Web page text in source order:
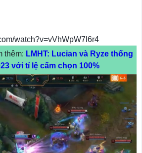
watch?v=vVhWpW7l6r4
thêm: LMHT: Lucian và Ryze thống
với tỉ lệ cấm chọn 100%